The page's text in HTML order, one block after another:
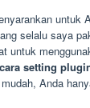
untuk
selalu saya
untuk
cara setting
Anda